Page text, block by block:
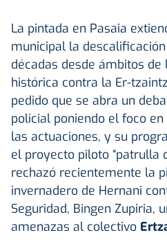
La pintada en Pasaia
municipal la
décadas desde ámbitos
histórica contra la Er-
pedido que se abra un
policial poniendo el foco
las actuaciones, y su
el proyecto piloto “patrulla
rechazó recientemente la
invernadero de Hernani
Seguridad, Bingen Zupiria,
amenazas al colectivo